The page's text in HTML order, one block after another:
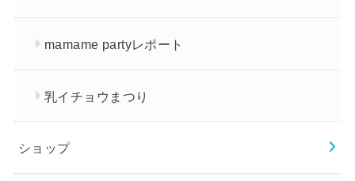
mamame partyレポート
乳イチョウまつり
ショップ